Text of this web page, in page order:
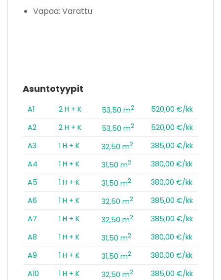
Asuntotyypit
A1 2 H + K 53,50 m2
520,00 €/kk
A2
2 H + K 53,50 m2
520,00 €/kk
A3
1 H + K 32,50 m2
385,00 €/kk
A4
1 H + K 31,50 m2
380,00 €/kk
A5
1 H + K 31,50 m2
380,00 €/kk
A6
1 H + K 32,50 m2
385,00 €/kk
A7
1 H + K 32,50 m2
385,00 €/kk
A8
1 H + K 31,50 m2
380,00 €/kk
A9
1 H + K 31,50 m2
380,00 €/kk
A10
1 H + K 32,50 m2
385,00 €/kk
Vapaa: Varattu